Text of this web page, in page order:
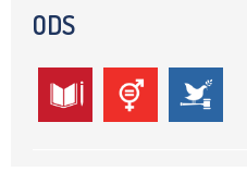
ODS